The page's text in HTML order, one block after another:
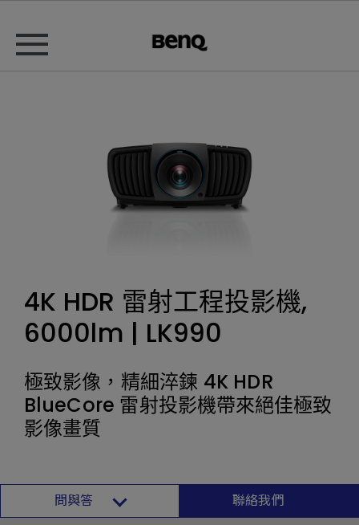
4K HDR 雷射工程投影機,
6000lm | LK990
極致影像，精細淬鍊 4K HDR
BlueCore 雷射投影機帶來絕佳極致
影像畫質
問與答 聯絡我們